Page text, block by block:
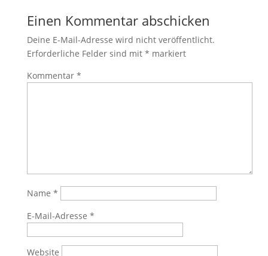
Einen Kommentar abschicken
Deine E-Mail-Adresse wird nicht veröffentlicht.
Erforderliche Felder sind mit * markiert
Kommentar *
Name *
E-Mail-Adresse *
Website